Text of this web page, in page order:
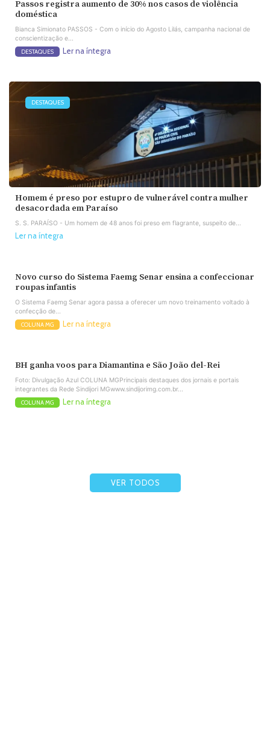
Passos registra aumento de 30% nos casos de violência
doméstica
Bianca Simionato PASSOS - Com o início do Agosto Lilás, campanha nacional de
conscientização e...
DESTAQUES Ler na íntegra
DESTAQUES
Homem é preso por estupro de vulnerável contra mulher
desacordada em Paraíso
S. S. PARAÍSO - Um homem de 48 anos foi preso em flagrante, suspeito de...
Ler na íntegra
Novo curso do Sistema Faemg Senar ensina a confeccionar
roupas infantis
O Sistema Faemg Senar agora passa a oferecer um novo treinamento voltado à
confecção de...
COLUNA MG Ler na íntegra
BH ganha voos para Diamantina e São João del-Rei
Foto: Divulgação Azul COLUNA MGPrincipais destaques dos jornais e portais
integrantes da Rede Sindijori MGwww.sindijorimg.com.br...
COLUNA MG Ler na íntegra
VER TODOS